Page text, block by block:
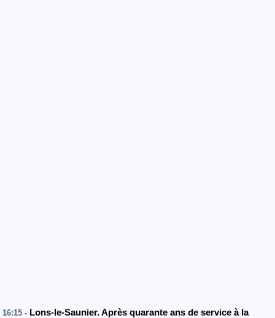
16:15 - Lons-le-Saunier. Après quarante ans de service à la